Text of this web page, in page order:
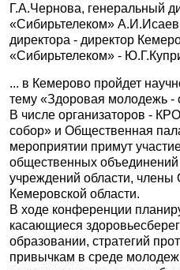
Г.А.Чернова, генеральный
«Сибирьтелеком»
директора - директор
«Сибирьтелеком» -
... в Кемерово пройдет
тему «Здоровая молодежь -
В числе организаторов -
собор» и Общественная
мероприятии примут
общественных объединений
учреждений области,
Кемеровской области.
В ходе конференции
касающиеся
образовании, стратегий
привычкам в среде